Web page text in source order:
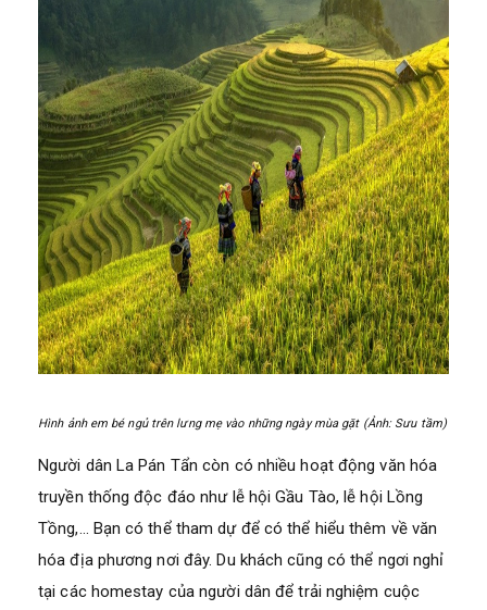
Hình ảnh em bé ngủ trên lưng mẹ vào những ngày mùa gặt (Ảnh: Sưu tầm)
Người dân La Pán Tẩn còn có nhiều hoạt động văn hóa
truyền thống độc đáo như lễ hội Gầu Tào, lễ hội Lồng
Tồng,… Bạn có thể tham dự để có thể hiểu thêm về văn
hóa địa phương nơi đây. Du khách cũng có thể ngơi nghỉ
tại các homestay của người dân để trải nghiệm cuộc